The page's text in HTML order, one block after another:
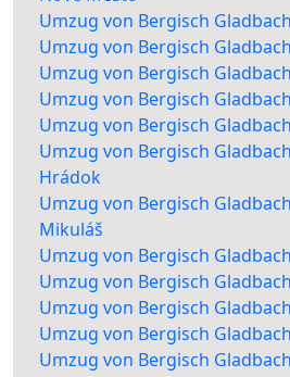
Umzug von Bergisch
Umzug von Bergisch
Umzug von Bergisch
Umzug von Bergisch
Umzug von Bergisch
Umzug von Bergisch
Hrádok
Umzug von Bergisch
Mikuláš
Umzug von Bergisch
Umzug von Bergisch
Umzug von Bergisch
Umzug von Bergisch
Umzug von Bergisch